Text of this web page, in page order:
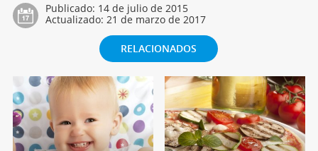
Publicado: 14 de julio de 2015
Actualizado: 21 de marzo de 2017
RELACIONADOS